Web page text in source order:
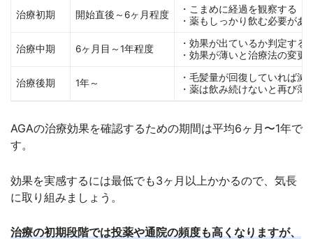
治療初期 開始直後～6ヶ月程度
・こまめに経過を観察する
・薬もしっかり飲む必要があ
治療中期 6ヶ月目～1年程度
・効果が出ているか判定する
・効果が薄いと治療法の変更
治療後期 1年～
・毛髪量が回復していれば減
・薬は飲み続けないと再び薄
AGAの治療効果を確認するための期間は平均6ヶ月〜1年で
す。
効果を実感するには最低でも3ヶ月以上かかるので、気長
に取り組みましょう。
治療の初期段階では投薬や通院の頻度も高くなりますが、